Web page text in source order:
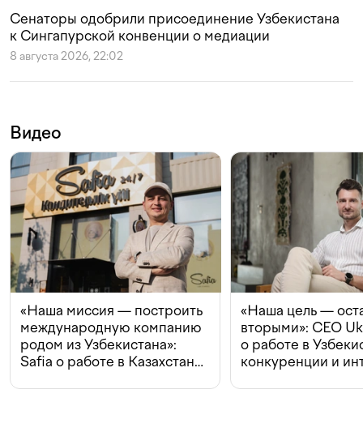
Сенаторы одобрили присоединение Узбекистана
к Сингапурской конвенции о медиации
8 августа 2026, 22:02
Видео
«Наша миссия — построить
международную компанию
родом из Узбекистана»:
Safia о работе в Казахстане,
«Наша цель —
вторыми»: CEO
о работе в
конкуренции и